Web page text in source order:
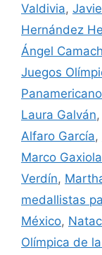
Valdivia,
Hernández
Ángel
Juegos
Laura Galván,
Alfaro García,
Marco
Verdín,
medallistas
México,
Olímpica de